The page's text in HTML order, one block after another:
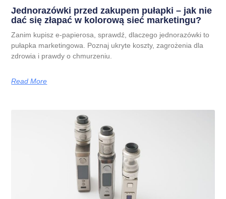
Jednorazówki przed zakupem pułapki – jak nie
dać się złapać w kolorową sieć marketingu?
Zanim kupisz e-papierosa, sprawdź, dlaczego jednorazówki to
pułapka marketingowa. Poznaj ukryte koszty, zagrożenia dla
zdrowia i prawdy o chmurzeniu.
Read More